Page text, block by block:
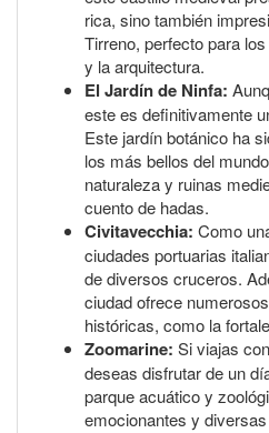
rica, sino también
Tirreno, perfecto para
y la arquitectura.
El Jardín de Ninfa:
este es definitivamente
Este jardín botánico ha
los más bellos del
naturaleza y ruinas
cuento de hadas.
Civitavecchia: Como
ciudades portuarias
de diversos cruceros.
ciudad ofrece
históricas, como la
Zoomarine: Si viajas
deseas disfrutar de un
parque acuático y
emocionantes y